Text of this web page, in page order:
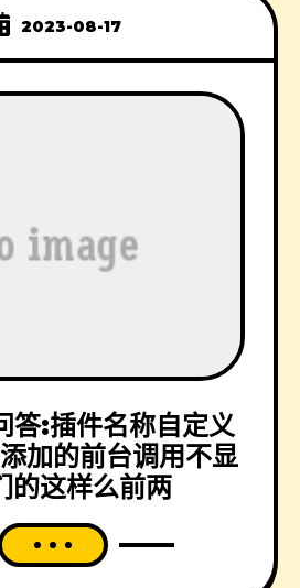
2023-08-17
答:插件名称自定义
加的前台调用不显
的这样么前两